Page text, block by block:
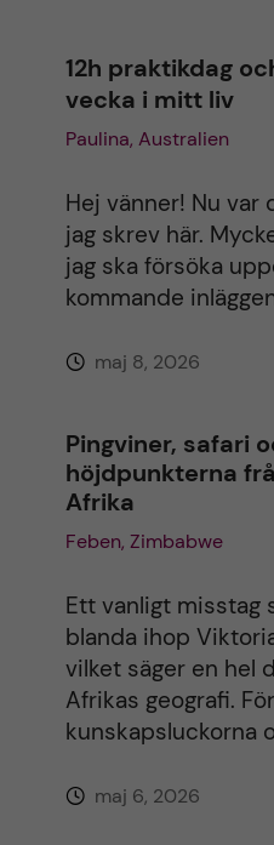
12h praktikdag
vecka i mitt liv
Paulina, Australien
Hej vänner! Nu
jag skrev här.
jag ska försöka
kommande
maj 8, 2026
Pingviner, safari
höjdpunkterna
Afrika
Feben, Zimbabwe
Ett vanligt misstag
blanda ihop
vilket säger en hel
Afrikas geografi.
kunskapsluckorna
maj 6, 2026